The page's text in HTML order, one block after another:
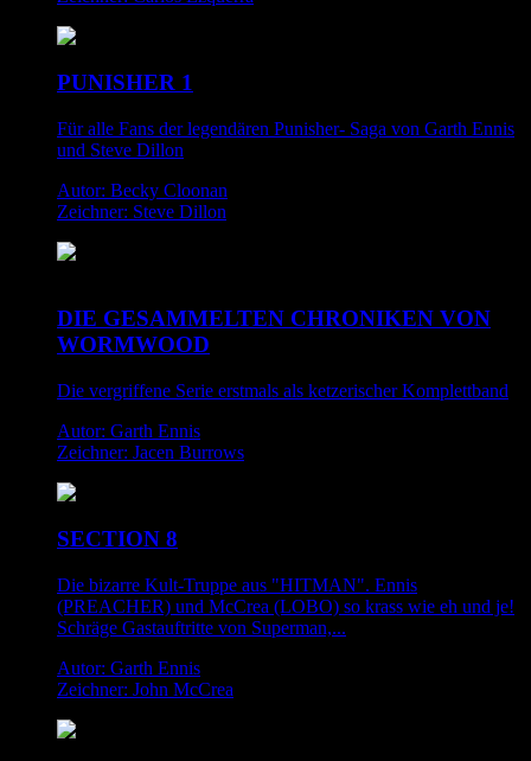
PUNISHER 1
Für alle Fans der legendären Punisher- Saga von Garth Ennis
und Steve Dillon
Autor: Becky Cloonan
Zeichner: Steve Dillon
DIE GESAMMELTEN CHRONIKEN VON
WORMWOOD
Die vergriffene Serie erstmals als ketzerischer Komplettband
Autor: Garth Ennis
Zeichner: Jacen Burrows
SECTION 8
Die bizarre Kult-Truppe aus "HITMAN". Ennis
(PREACHER) und McCrea (LOBO) so krass wie eh und je!
Schräge Gastauftritte von Superman,...
Autor: Garth Ennis
Zeichner: John McCrea